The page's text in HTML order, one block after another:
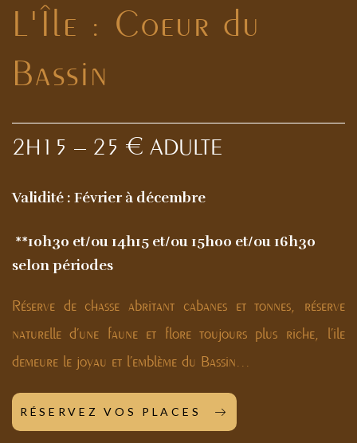
L'Île : Coeur du
Bassin
2H15 – 25 € ADULTE
Validité : Février à décembre
**10h30 et/ou 14h15 et/ou 15h00 et/ou 16h30
selon périodes
Réserve de chasse abritant cabanes et tonnes, réserve
naturelle d’une faune et flore toujours plus riche, l’ile
demeure le joyau et l’emblème du Bassin...
RÉSERVEZ VOS PLACES